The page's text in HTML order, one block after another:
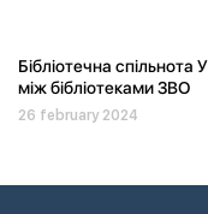
Бібліотечна спільнота
між бібліотеками ЗВО
26 february 2024